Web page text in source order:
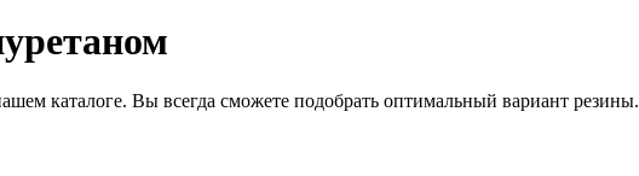
каталоге. Вы всегда сможете подобрать оптимальный вариант резины.